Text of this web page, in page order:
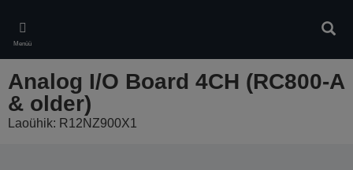
main
content
Menüü
Analog I/O Board 4CH (RC800-A
& older)
Laoühik: R12NZ900X1